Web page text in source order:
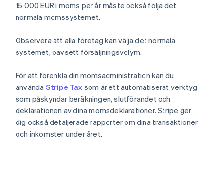
15 000 EUR i moms per år måste också följa det
normala momssystemet.
Observera att alla företag kan välja det normala
systemet, oavsett försäljningsvolym.
För att förenkla din momsadministration kan du
använda Stripe Tax som är ett automatiserat verktyg
som påskyndar beräkningen, slutförandet och
deklarationen av dina momsdeklarationer. Stripe ger
dig också detaljerade rapporter om dina transaktioner
och inkomster under året.